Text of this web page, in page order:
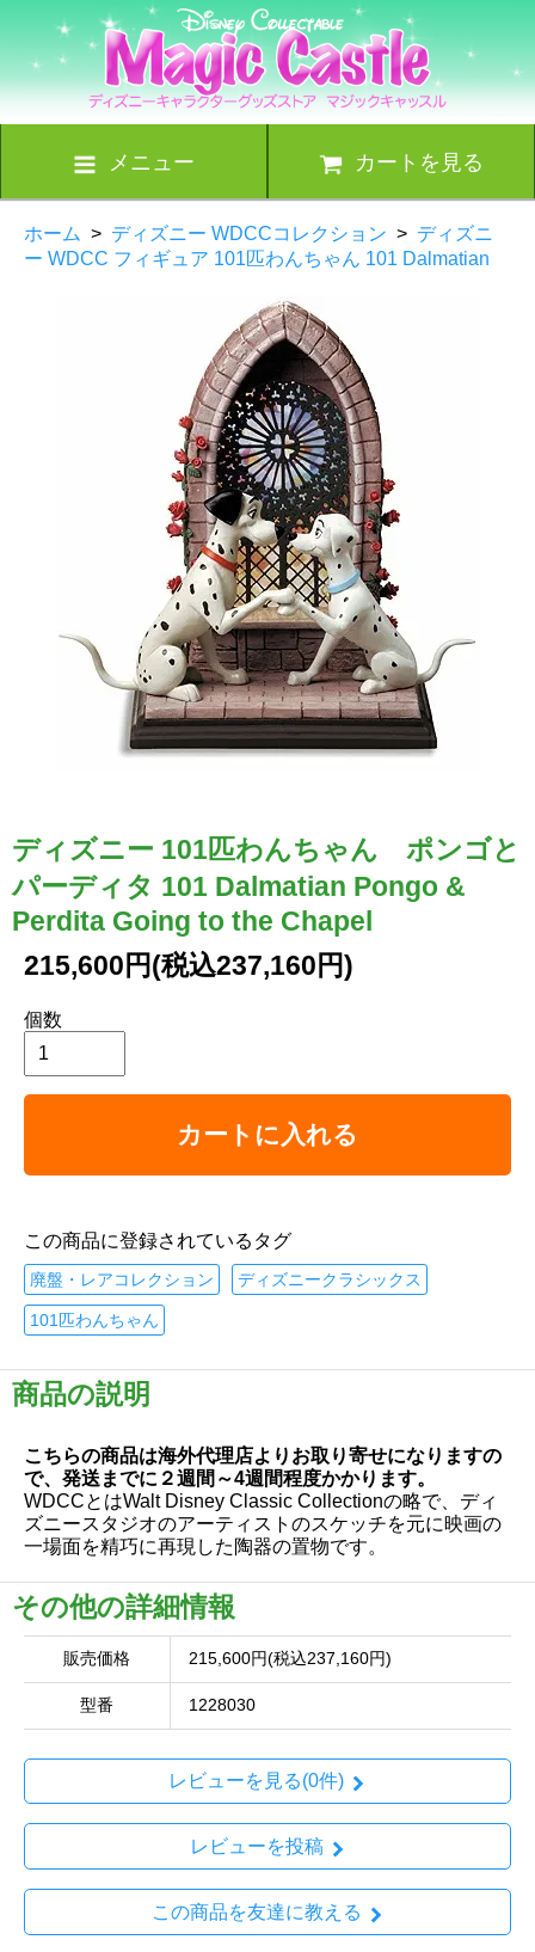
メニュー カートを見る
ホーム > ディズニー WDCCコレクション > ディズニ
ー WDCC フィギュア 101匹わんちゃん 101 Dalmatian
ディズニー 101匹わんちゃん ポンゴと
パーディタ 101 Dalmatian Pongo &
Perdita Going to the Chapel
215,600円(税込237,160円)
個数
カートに入れる
この商品に登録されているタグ
廃盤・レアコレクション ディズニークラシックス
101匹わんちゃん
商品の説明
こちらの商品は海外代理店よりお取り寄せになりますの
で、発送までに２週間～4週間程度かかります。
WDCCとはWalt Disney Classic Collectionの略で、ディ
ズニースタジオのアーティストのスケッチを元に映画の
一場面を精巧に再現した陶器の置物です。
その他の詳細情報
販売価格 215,600円(税込237,160円)
型番 1228030
レビューを見る(0件)
レビューを投稿
この商品を友達に教える